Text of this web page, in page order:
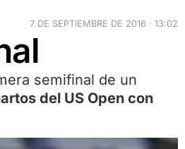
7 DE SEPTIEMBRE DE 2016 · 13:02
semifinal de un
del US Open con